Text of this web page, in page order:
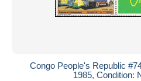
Congo People's Republic
1985, Condition: